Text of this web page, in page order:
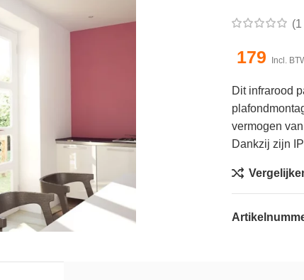
(1
179 Incl.
Dit infrarood
vermogen
Dankzij zijn